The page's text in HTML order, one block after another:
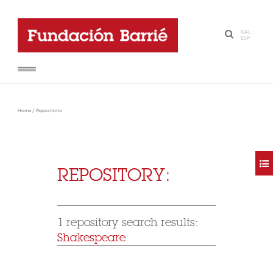
·
GAL-
ESP
Home / Repositorio
REPOSITORY:
1 repository search results:
Shakespeare